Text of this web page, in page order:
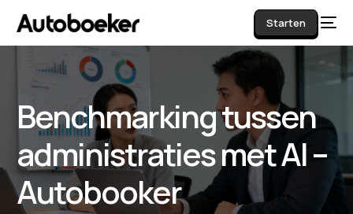
Starten
Benchmarking tussen
administraties met AI –
Autobooker
AI